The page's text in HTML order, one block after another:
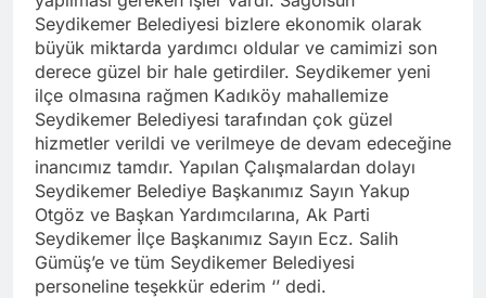
Seydikemer Belediyesi bizlere ekonomik olarak
büyük miktarda yardımcı oldular ve camimizi son
derece güzel bir hale getirdiler. Seydikemer yeni
ilçe olmasına rağmen Kadıköy mahallemize
Seydikemer Belediyesi tarafından çok güzel
hizmetler verildi ve verilmeye de devam edeceğine
inancımız tamdır. Yapılan Çalışmalardan dolayı
Seydikemer Belediye Başkanımız Sayın Yakup
Otgöz ve Başkan Yardımcılarına, Ak Parti
Seydikemer İlçe Başkanımız Sayın Ecz. Salih
Gümüş’e ve tüm Seydikemer Belediyesi
personeline teşekkür ederim ‘’ dedi.